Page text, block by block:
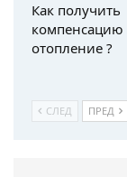
Как получить
компенсацию
отопление ?
СЛЕД ПРЕД